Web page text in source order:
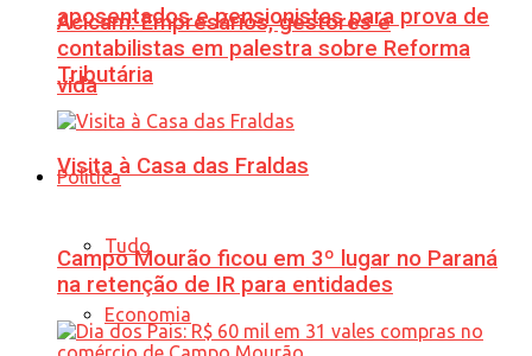
aposentados e pensionistas para prova de
vida
Política
Tudo
Economia
Acicam: Empresários, gestores e
contabilistas em palestra sobre Reforma
Tributária
Visita à Casa das Fraldas
Campo Mourão ficou em 3º lugar no Paraná
na retenção de IR para entidades